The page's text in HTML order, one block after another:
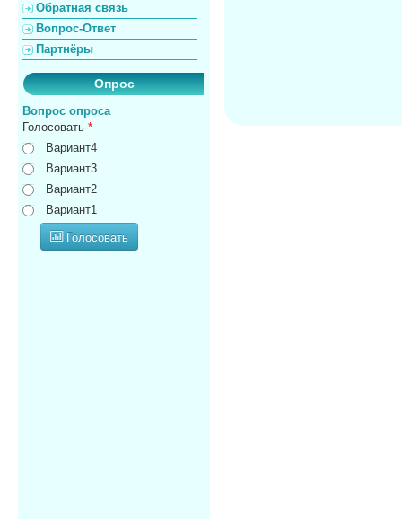
Обратная связь
Вопрос-Ответ
Партнёры
Опрос
Вопрос опроса
Голосовать *
Вариант4
Вариант3
Вариант2
Вариант1
Голосовать